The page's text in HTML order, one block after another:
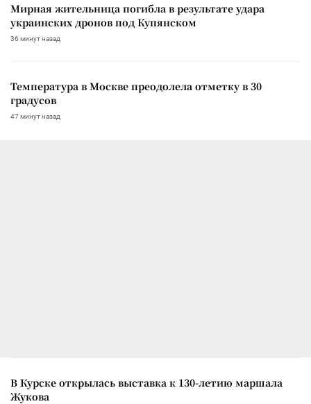
Мирная жительница погибла в результате удара
украинских дронов под Купянском
36 минут назад
Температура в Москве преодолела отметку в 30
градусов
47 минут назад
В Курске открылась выставка к 130-летию маршала
Жукова